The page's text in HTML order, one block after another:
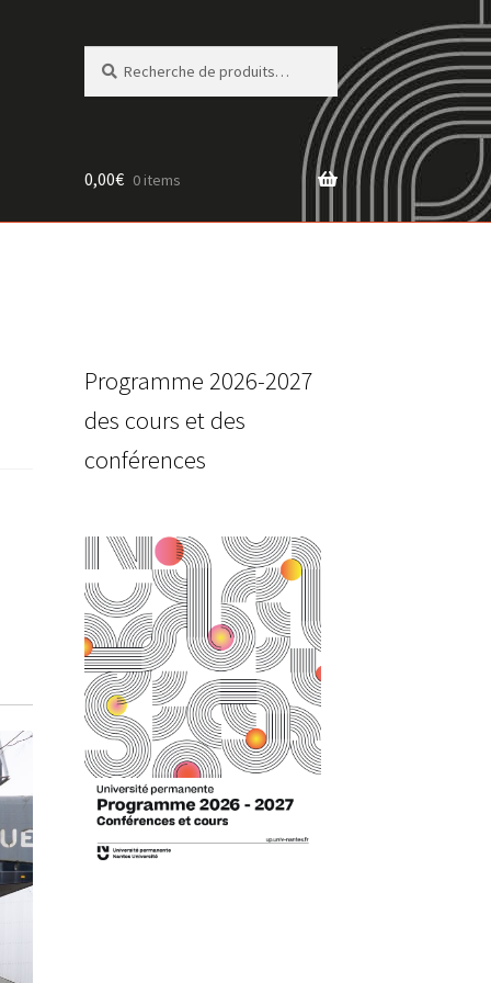
pour :
0,00€ 0 items
Programme 2026-2027
des cours et des
conférences